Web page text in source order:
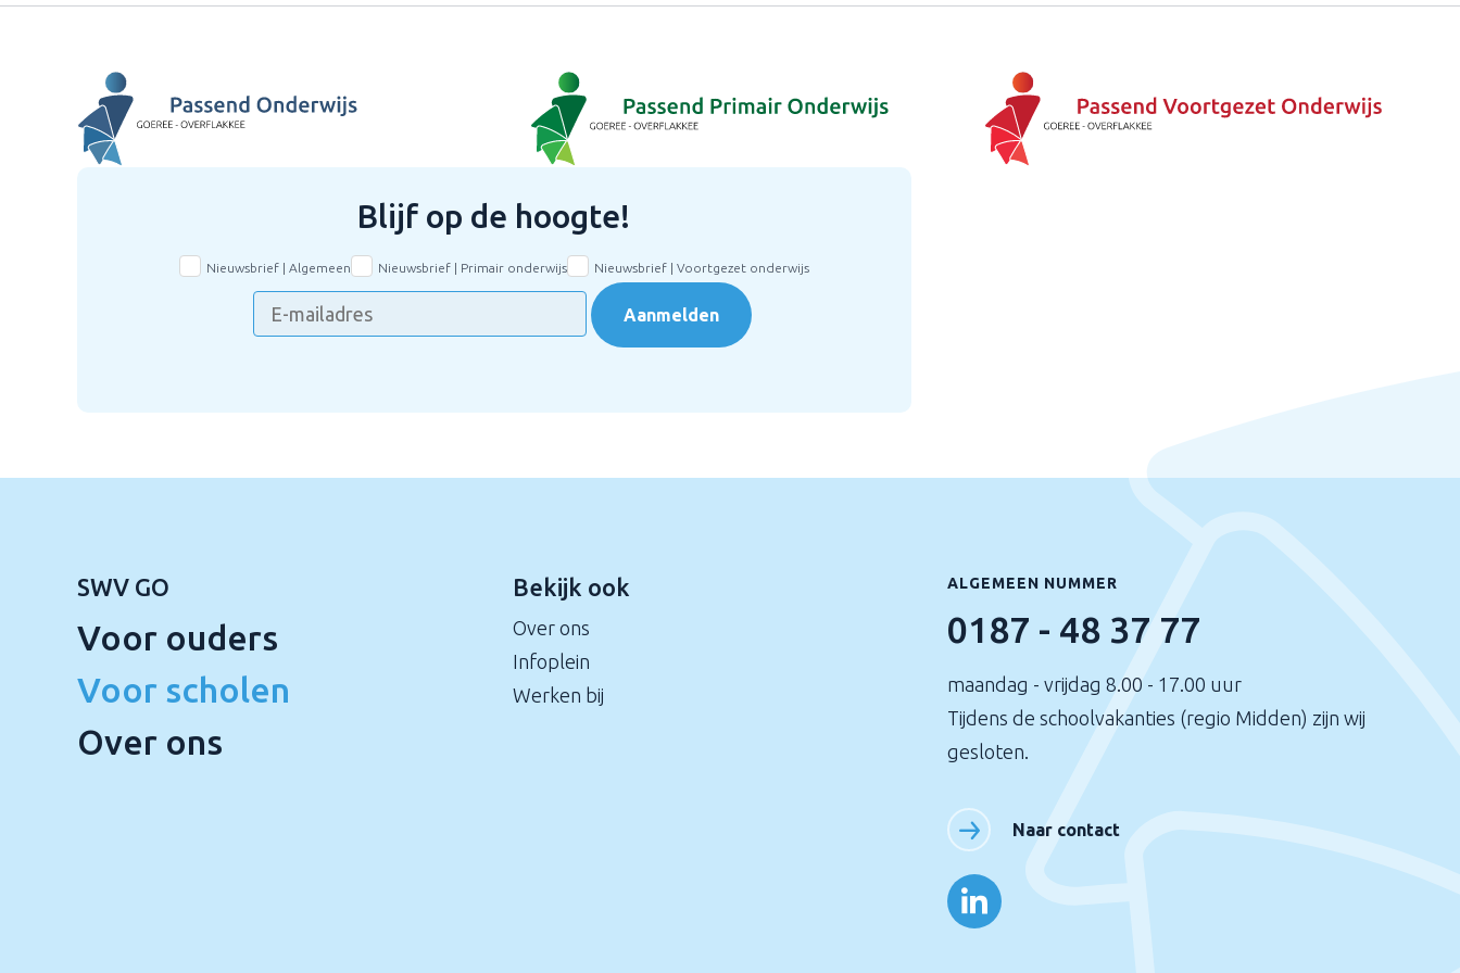
Blijf op de hoogte!
Aanmelden
Nieuwsbrief | Algemeen Nieuwsbrief | Primair onderwijs Nieuwsbrief | Voortgezet onderwijs
SWV GO
Voor ouders
Voor scholen
Over ons
Bekijk ook
Over ons
Infoplein
Werken bij
ALGEMEEN NUMMER
0187 - 48 37 77
maandag - vrijdag 8.00 - 17.00 uur
Tijdens de schoolvakanties (regio Midden) zijn wij
gesloten.
Naar contact